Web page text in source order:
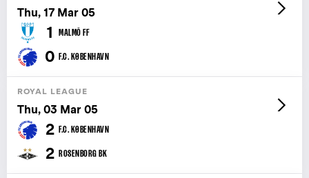
Thu, 17 Mar 05
1 MALMÖ FF
0 F.C. KØBENHAVN
ROYAL LEAGUE
Thu, 03 Mar 05
2 F.C. KØBENHAVN
2 ROSENBORG BK